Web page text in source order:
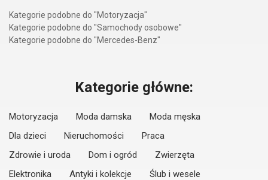
Kategorie podobne do "Motoryzacja"
Kategorie podobne do "Samochody osobowe"
Kategorie podobne do "Mercedes-Benz"
Kategorie główne:
Motoryzacja Moda damska
Moda męska
Dla dzieci
Nieruchomości
Praca
Zdrowie i uroda
Dom i ogród
Zwierzęta
Elektronika
Antyki i kolekcje
Ślub i wesele